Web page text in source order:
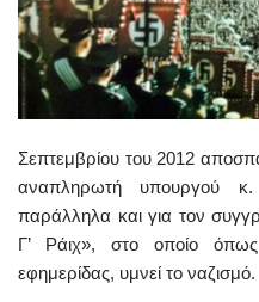
Σεπτεμβρίου του 2012
αναπληρωτή υπουργού κ.
παράλληλα και για τον
Γ’ Ράιχ», στο οποίο
εφημερίδας, υμνεί το ναζισμό.